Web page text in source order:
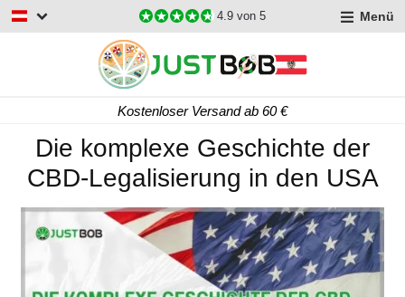
4.9 von 5 Menü
Kostenloser Versand ab 60 €
Die komplexe Geschichte der
CBD-Legalisierung in den USA